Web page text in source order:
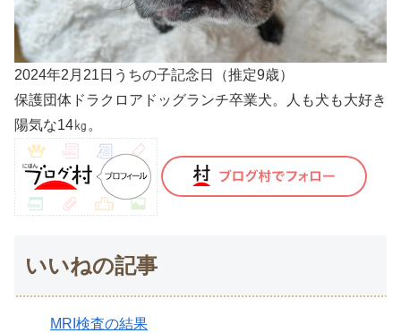
2024年2月21日うちの子記念日（推定9歳）
保護団体ドラクロアドッグランチ卒業犬。人も犬も大好き
陽気な14㎏。
いいねの記事
MRI検査の結果